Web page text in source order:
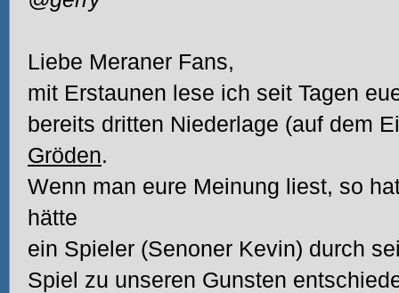
Liebe Meraner Fans,
mit Erstaunen lese ich seit Tagen
bereits dritten Niederlage (auf dem
Gröden.
Wenn man eure Meinung liest, so
hätte
ein Spieler (Senoner Kevin) durch
Spiel zu unseren Gunsten